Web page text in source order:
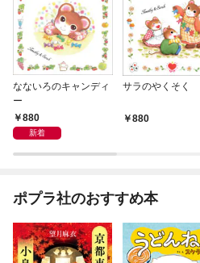
なないろのキャンディ
ー
880
新着
サラのやくそく
880
ポプラ社のおすすめ本